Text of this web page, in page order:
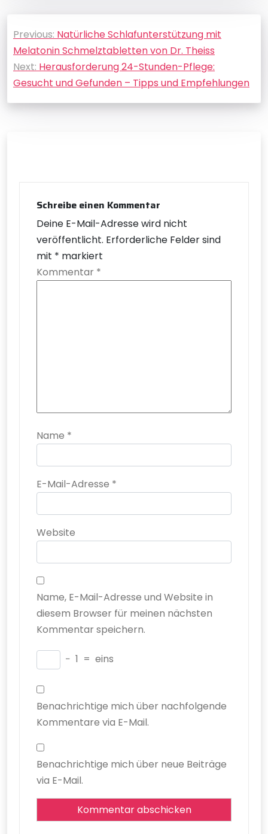
Beitragsnavigation
Previous: Natürliche Schlafunterstützung mit
Melatonin Schmelztabletten von Dr. Theiss
Next: Herausforderung 24-Stunden-Pflege:
Gesucht und Gefunden – Tipps und Empfehlungen
Schreibe einen Kommentar
Deine E-Mail-Adresse wird nicht
veröffentlicht. Erforderliche Felder sind
mit * markiert
Kommentar *
Name *
E-Mail-Adresse *
Website
Name, E-Mail-Adresse und Website in
diesem Browser für meinen nächsten
Kommentar speichern.
− 1 = eins
Benachrichtige mich über nachfolgende
Kommentare via E-Mail.
Benachrichtige mich über neue Beiträge
via E-Mail.